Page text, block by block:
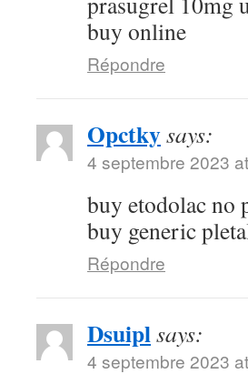
buy online
Répondre
Opctkysays:
4 septembre 2023
buy etodolac no
buy generic
Répondre
Dsuiplsays:
4 septembre 2023